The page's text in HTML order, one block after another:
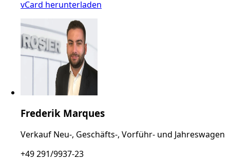
vCard herunterladen
Frederik Marques
Verkauf Neu-, Geschäfts-, Vorführ- und Jahreswagen
+49 291/9937-23